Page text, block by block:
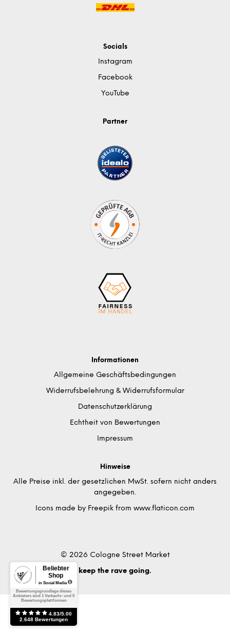
Socials
Instagram
Facebook
YouTube
Partner
Informationen
Allgemeine Geschäftsbedingungen
Widerrufsbelehrung & Widerrufsformular
Datenschutzerklärung
Echtheit von Bewertungen
Impressum
Hinweise
Alle Preise inkl. der gesetzlichen MwSt. sofern nicht anders
angegeben.
Icons made by Freepik from www.flaticon.com
© 2026 Cologne Street Market
keep the rave going.